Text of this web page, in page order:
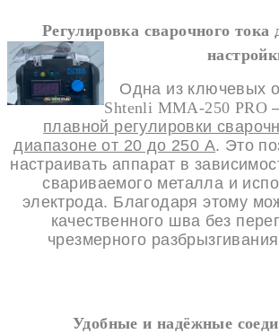
Регулировка сварочного тока
Одна из ключевых
Shtenli MMA-250 PRO
плавной регулировки
диапазоне от 20 до 250 А. Это
настраивать аппарат в
свариваемого металла и
электрода. Благодаря этому
качественного шва без
чрезмерного
Удобные и надёжные